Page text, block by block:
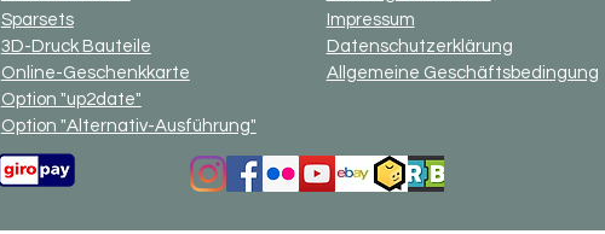
Sparsets
3D-Druck Bauteile
Online-Geschenkkarte
Option "up2date"
Option "Alternativ-Ausführung"
Impressum
Datenschutzerklärung
Allgemeine Geschäftsbedingung